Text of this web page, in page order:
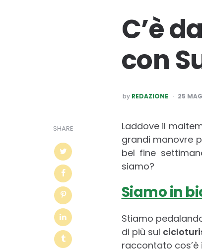
C’è
con
POSTED
BY
by REDAZIONE 25
SHARE
Laddove il
grandi manovre
bel fine
siamo?
Siamo in
Stiamo
di più sul
raccontato